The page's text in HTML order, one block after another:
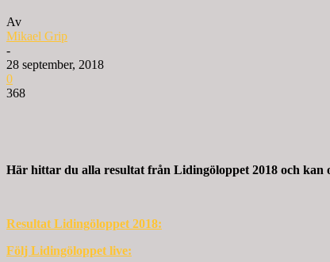
Av
Mikael Grip
-
28 september, 2018
0
368
Här hittar du alla resultat från Lidingöloppet 2018 och kan
Resultat Lidingöloppet 2018:
Följ Lidingöloppet live: